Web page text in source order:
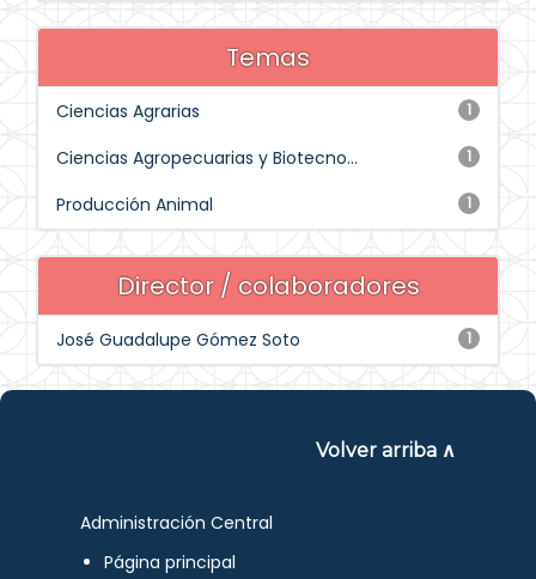
Temas
1
Ciencias Agrarias
1
Ciencias Agropecuarias y Biotecno...
1
Producción Animal
Director / colaboradores
1
José Guadalupe Gómez Soto
Volver arriba ∧
Administración Central
Página principal